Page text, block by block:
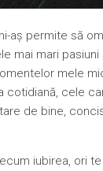
aș permite să
mai mari
mele
cotidiană, cele
de bine,
iubirea, ori